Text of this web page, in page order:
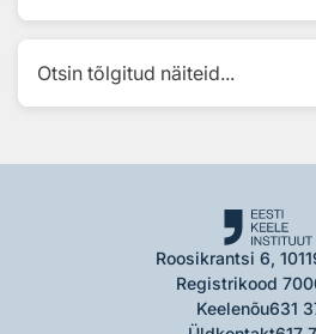
Otsin tõlgitud näiteid...
Roosikrantsi 6,
Registrikood
Keelenõu631